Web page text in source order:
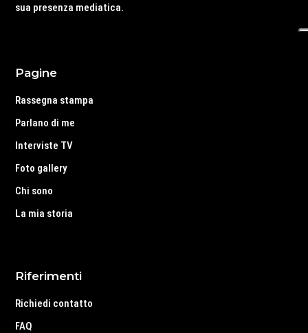
sua presenza mediatica.
Pagine
Rassegna stampa
Parlano di me
Interviste TV
Foto gallery
Chi sono
La mia storia
Riferimenti
Richiedi contatto
FAQ